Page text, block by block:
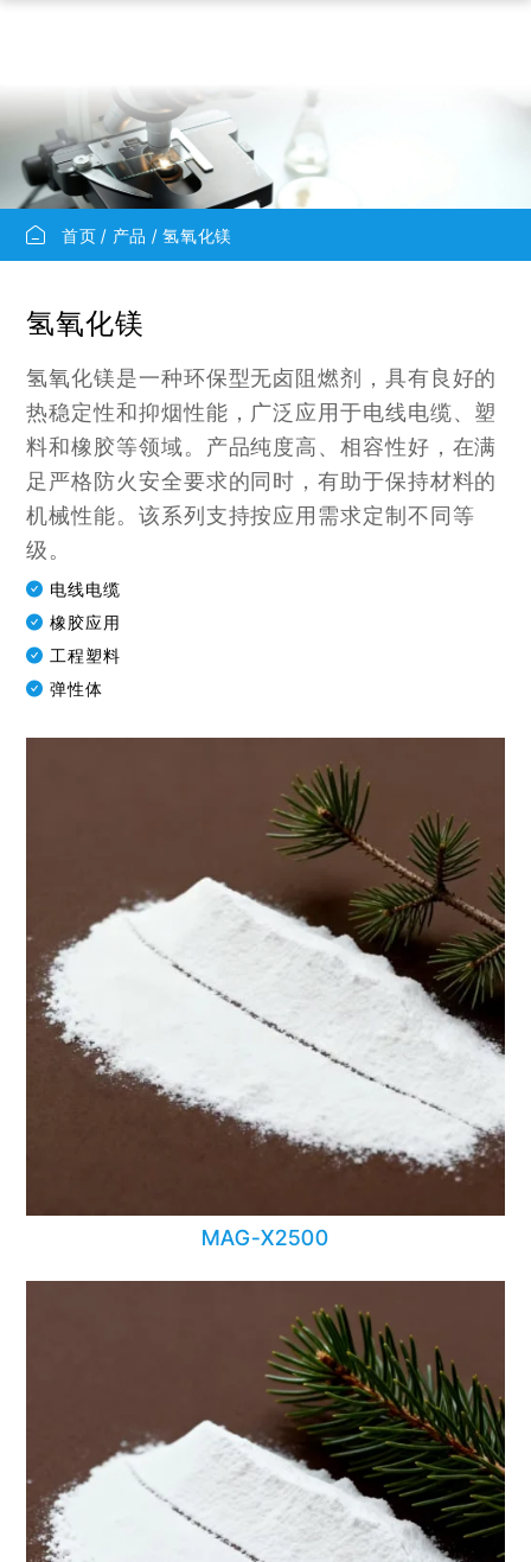
首页 产品 氢氧化镁
氢氧化镁
氢氧化镁是一种环保型无卤阻燃剂，具有良好的
热稳定性和抑烟性能，广泛应用于电线电缆、塑
料和橡胶等领域。产品纯度高、相容性好，在满
足严格防火安全要求的同时，有助于保持材料的
机械性能。该系列支持按应用需求定制不同等
级。
电线电缆
橡胶应用
工程塑料
弹性体
MAG-X2500